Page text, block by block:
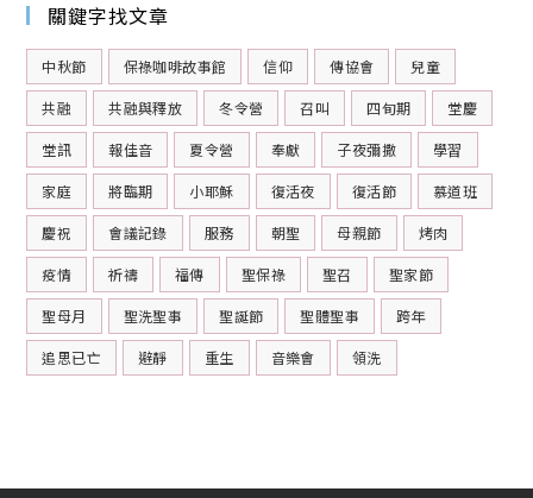
關鍵字找文章
中秋節 保祿咖啡故事館 信仰 傳協會 兒童
共融 共融與釋放 冬令營 召叫 四旬期 堂慶
堂訊 報佳音 夏令營 奉獻 子夜彌撒 學習
家庭 將臨期 小耶穌 復活夜 復活節 慕道班
慶祝 會議記錄 服務 朝聖 母親節 烤肉
疫情 祈禱 福傳 聖保祿 聖召 聖家節
聖母月 聖洗聖事 聖誕節 聖體聖事 跨年
追思已亡 避靜 重生 音樂會 領洗